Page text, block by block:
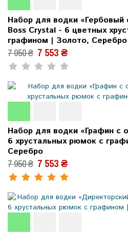
Набор для водки
Boss Crystal - 6 цветных
графином | Золото, Серебро
7 950 ₴ 7 553 ₴
Набор для водки «Графин с
6 хрустальных рюмок с
Серебро
7 950 ₴ 7 553 ₴